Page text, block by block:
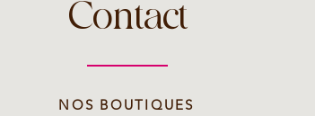
Contact
NOS BOUTIQUES